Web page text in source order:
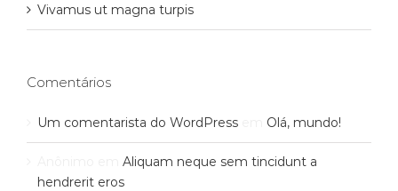
Vivamus ut magna turpis
Comentários
Um comentarista do WordPress Olá, mundo!
Aliquam neque sem tincidunt a
hendrerit eros